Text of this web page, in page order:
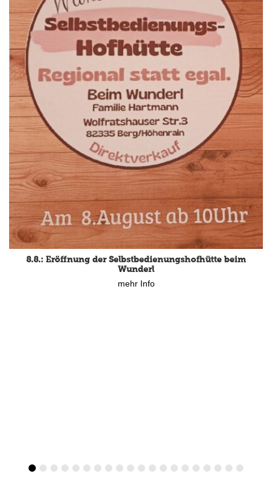
8.8.: Eröffnung der Selbstbedienungshofhütte beim
Wunderl
mehr Info